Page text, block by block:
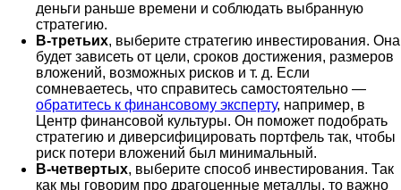
деньги раньше времени и соблюдать выбранную
стратегию.
В-третьих, выберите стратегию инвестирования. Она
будет зависеть от цели, сроков достижения, размеров
вложений, возможных рисков и т. д. Если
сомневаетесь, что справитесь самостоятельно —
обратитесь к финансовому эксперту, например, в
Центр финансовой культуры. Он поможет подобрать
стратегию и диверсифицировать портфель так, чтобы
риск потери вложений был минимальный.
В-четвертых, выберите способ инвестирования. Так
как мы говорим про драгоценные металлы, то важно